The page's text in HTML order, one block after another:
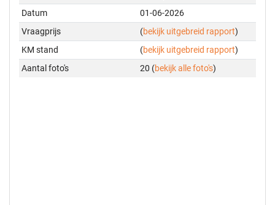
Datum
01-06-2026
Vraagprijs
(bekijk uitgebreid rapport)
KM stand
(bekijk uitgebreid rapport)
Aantal foto's
20 (bekijk alle foto's)